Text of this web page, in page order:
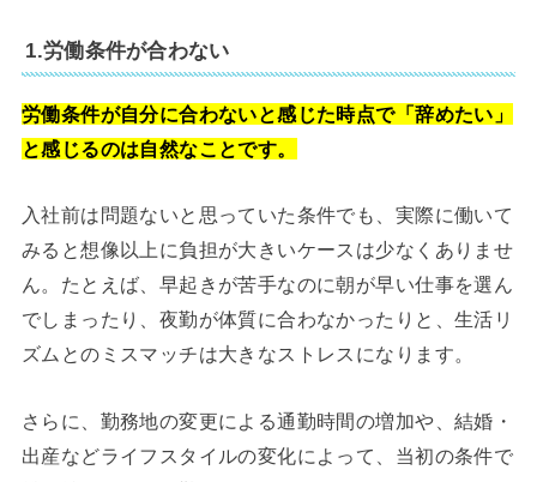
1.労働条件が合わない
労働条件が自分に合わないと感じた時点で「辞めたい」
と感じるのは自然なことです。
入社前は問題ないと思っていた条件でも、実際に働いて
みると想像以上に負担が大きいケースは少なくありませ
ん。たとえば、早起きが苦手なのに朝が早い仕事を選ん
でしまったり、夜勤が体質に合わなかったりと、生活リ
ズムとのミスマッチは大きなストレスになります。
さらに、勤務地の変更による通勤時間の増加や、結婚・
出産などライフスタイルの変化によって、当初の条件で